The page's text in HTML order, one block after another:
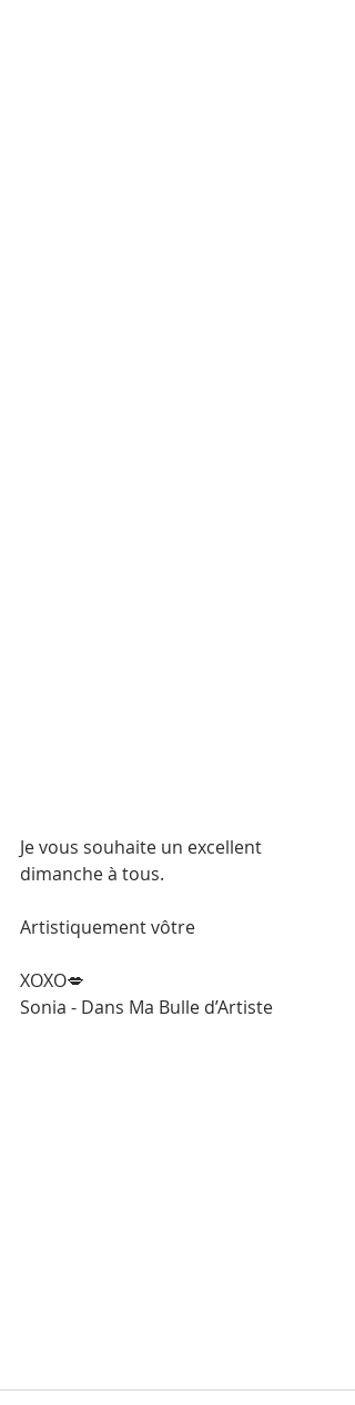
Je vous souhaite un excellent
dimanche à tous.
Artistiquement vôtre
XOXO💋
Sonia - Dans Ma Bulle d’Artiste